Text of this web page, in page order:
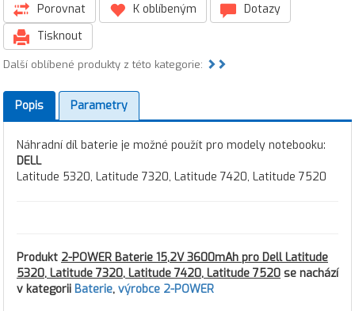
Porovnat K oblíbeným
Dotazy
Tisknout
Další oblíbené produkty z této kategorie:
Popis Parametry
Náhradní díl baterie je možné použít pro modely notebooku:
DELL
Latitude 5320, Latitude 7320, Latitude 7420, Latitude 7520
Produkt 2-POWER Baterie 15,2V 3600mAh pro Dell Latitude
5320, Latitude 7320, Latitude 7420, Latitude 7520 se nachází
v kategorii Baterie, výrobce 2-POWER